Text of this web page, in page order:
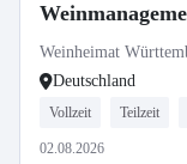
Weinheimat
Deutschland
Vollzeit Teilzeit
02.08.2026